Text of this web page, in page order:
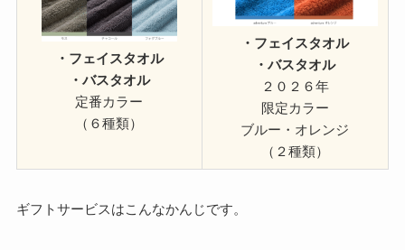
・フェイスタオル
・バスタオル
定番カラー
（６種類）
・フェイスタオル
・バスタオル
２０２６年
限定カラー
ブルー・オレンジ
（２種類）
ギフトサービスはこんなかんじです。